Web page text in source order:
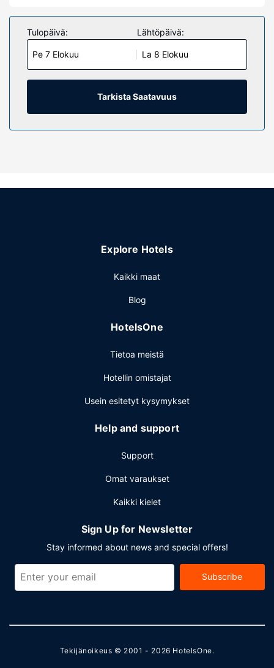
Tee olosi kotoisaksi huoneistossasi.
Kiinteistön miellyttävyys
Seuraavat palvelut ovat saatavilla: ilmainen langaton
internetyhteys ja grilli.
Muut mukavuudet
Palveluihin kuuluu ilmainen pysäköinti.
Tulopäivä:
Pe 7 Elokuu
Lähtöpäivä:
La 8 Elokuu
Tarkista Saatavuus
Explore Hotels
Kaikki maat
Blog
HotelsOne
Tietoa meistä
Hotellin omistajat
Usein esitetyt kysymykset
Help and support
Support
Omat varaukset
Kaikki kielet
Sign Up for Newsletter
Stay informed about news and special offers!
Subscribe
Tekijänoikeus © 2001 - 2026 HotelsOne.